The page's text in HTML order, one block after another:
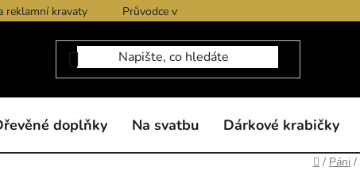
reklamní kravaty Průvodce výběrem produktů
doplňky Na svatbu Dárkové krabičky
Domů
/ Páni /